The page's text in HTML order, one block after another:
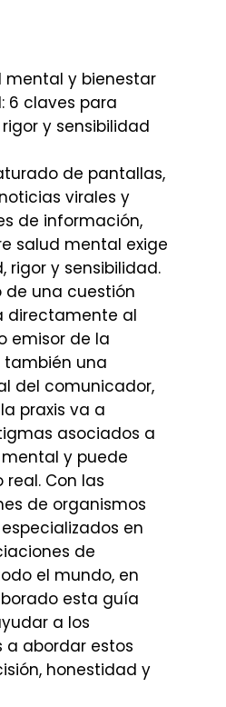
mental y bienestar
6 claves para
y sensibilidad
de pantallas,
virales y
de información,
salud mental exige
rigor y sensibilidad.
de una cuestión
directamente al
emisor de la
también una
del comunicador,
praxis va a
asociados a
y puede
Con las
de organismos
en
de
el mundo, en
esta guía
a los
abordar estos
honestidad y